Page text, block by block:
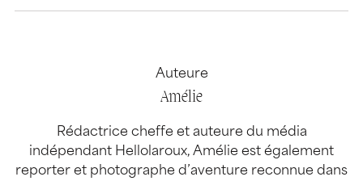
Auteure
Amélie
Rédactrice cheffe et auteure du média
indépendant Hellolaroux, Amélie est également
reporter et photographe d’aventure reconnue dans